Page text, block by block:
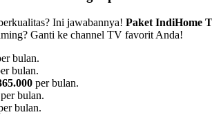
Ini jawabannya! Paket IndiHome
Ganti ke channel TV favorit Anda!
bulan.
bulan.
per bulan.
per bulan.
bulan.